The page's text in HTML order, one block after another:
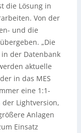
die Lösung in
Von der
und die
„Die
der Datenbank
aktuelle
in das MES
eine 1:1-
der Lightversion,
Anlagen
Einsatz